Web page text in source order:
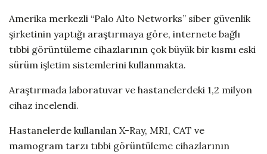
Amerika merkezli “Palo Alto Networks” siber güvenlik
şirketinin yaptığı araştırmaya göre, internete bağlı
tıbbi görüntüleme cihazlarının çok büyük bir kısmı eski
sürüm işletim sistemlerini kullanmakta.
Araştırmada laboratuvar ve hastanelerdeki 1,2 milyon
cihaz incelendi.
Hastanelerde kullanılan X-Ray, MRI, CAT ve
mamogram tarzı tıbbi görüntüleme cihazlarının